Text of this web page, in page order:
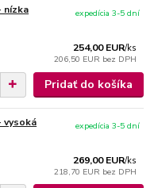
nízka
254,00 EUR/ks
206,50 EUR bez DPH
expedícia 3-5 dní
Pridať do košíka
vysoká
269,00 EUR/ks
218,70 EUR bez DPH
expedícia 3-5 dní